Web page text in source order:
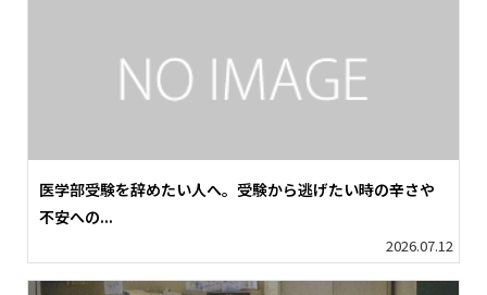
医学部受験を辞めたい人へ。受験から逃げたい時の辛さや
不安への...
2026.07.12